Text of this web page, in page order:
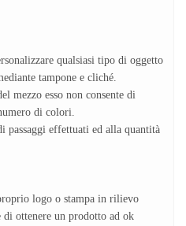
qualsiasi tipo di oggetto
tampone e cliché.
mezzo esso non consente di
di colori.
passaggi effettuati ed alla quantità
logo o stampa in rilievo
di ottenere un prodotto ad ok